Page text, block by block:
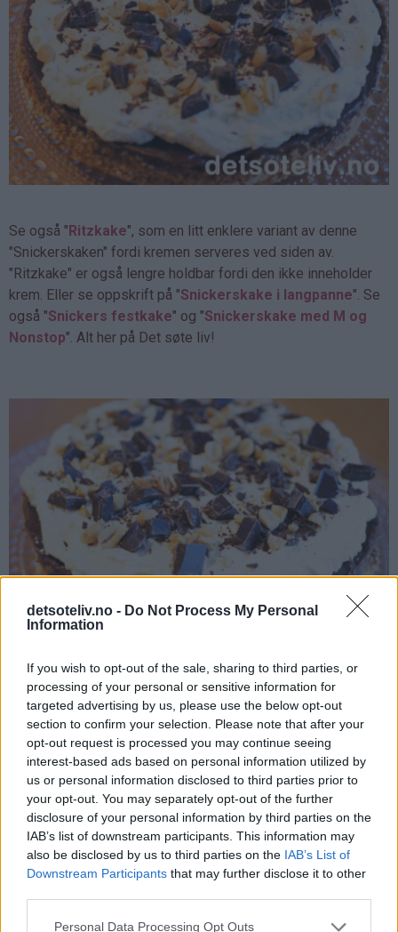
detsoteliv.no - Do Not Process My Personal
Information
If you wish to opt-out of the sale, sharing to third parties, or
processing of your personal or sensitive information for
targeted advertising by us, please use the below opt-out
section to confirm your selection. Please note that after your
opt-out request is processed you may continue seeing
interest-based ads based on personal information utilized by
us or personal information disclosed to third parties prior to
your opt-out. You may separately opt-out of the further
disclosure of your personal information by third parties on the
IAB’s list of downstream participants. This information may
also be disclosed by us to third parties on the IAB’s List of
Downstream Participants that may further disclose it to other
Personal Data Processing Opt Outs
Se også "Ritzkake", som en litt enklere variant av denne
"Snickerskaken" fordi kremen serveres ved siden av.
"Ritzkake" er også lengre holdbar fordi den ikke inneholder
krem. Eller se oppskrift på "Snickerskake i langpanne". Se
også "Snickers festkake" og "Snickerskake med M og
Nonstop". Alt her på Det søte liv!
Utrolig deilig kake!